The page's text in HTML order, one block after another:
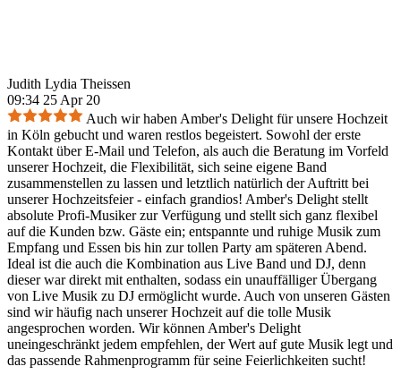
Judith Lydia Theissen
09:34 25 Apr 20
Auch wir haben Amber's Delight für unsere Hochzeit
in Köln gebucht und waren restlos begeistert. Sowohl der erste
Kontakt über E-Mail und Telefon, als auch die Beratung im Vorfeld
unserer Hochzeit, die Flexibilität, sich seine eigene Band
zusammenstellen zu lassen und letztlich natürlich der Auftritt bei
unserer Hochzeitsfeier - einfach grandios! Amber's Delight stellt
absolute Profi-Musiker zur Verfügung und stellt sich ganz flexibel
auf die Kunden bzw. Gäste ein; entspannte und ruhige Musik zum
Empfang und Essen bis hin zur tollen Party am späteren Abend.
Ideal ist die auch die Kombination aus Live Band und DJ, denn
dieser war direkt mit enthalten, sodass ein unauffälliger Übergang
von Live Musik zu DJ ermöglicht wurde. Auch von unseren Gästen
sind wir häufig nach unserer Hochzeit auf die tolle Musik
angesprochen worden. Wir können Amber's Delight
uneingeschränkt jedem empfehlen, der Wert auf gute Musik legt und
das passende Rahmenprogramm für seine Feierlichkeiten sucht!